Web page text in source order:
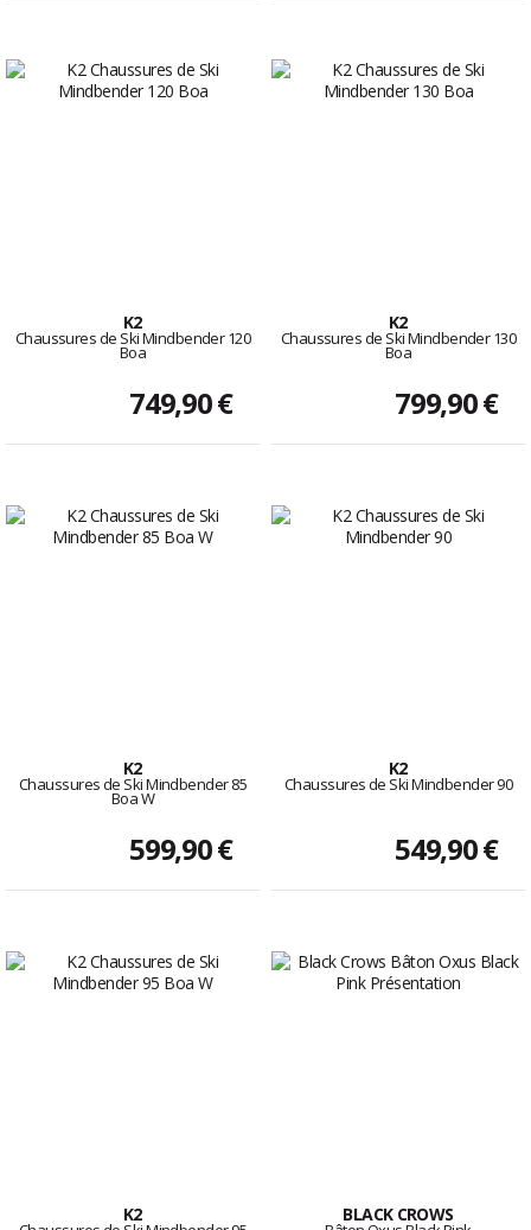
K2
Chaussures de Ski Mindbender 120
Boa
749,90 €
K2
Chaussures de Ski Mindbender 130
Boa
799,90 €
K2
Chaussures de Ski Mindbender 85
Boa W
599,90 €
K2
Chaussures de Ski Mindbender 90
549,90 €
K2 BLACK CROWS